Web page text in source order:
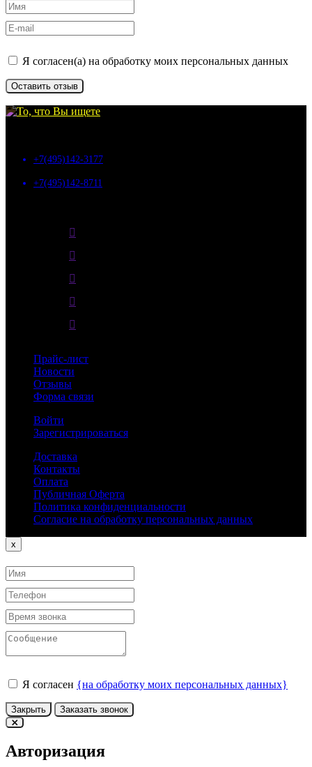
Я согласен(а) на обработку моих персональных данных
Оставить отзыв
+7(495)142-3177
+7(495)142-8711
Прайс-лист
Новости
Отзывы
Форма связи
Войти
Зарегистрироваться
Доставка
Контакты
Оплата
Публичная Оферта
Политика конфиденциальности
Согласие на обработку персональных данных
x
Я согласен {на обработку моих персональных данных}
Закрыть Заказать звонок
Авторизация